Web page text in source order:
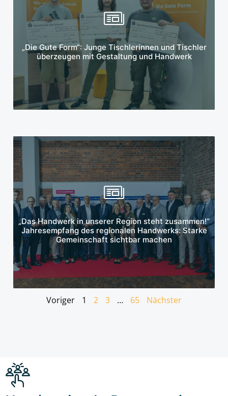
„Die Gute Form“: Junge Tischlerinnen und Tischler
überzeugen mit Gestaltung und Handwerk
Mehr erfahren
„Das Handwerk in unserer Region steht zusammen!“
Jahresempfang des regionalen Handwerks: Starke
Gemeinschaft sichtbar machen
Mehr erfahren
Voriger 1 2 3 … 65 Nächster